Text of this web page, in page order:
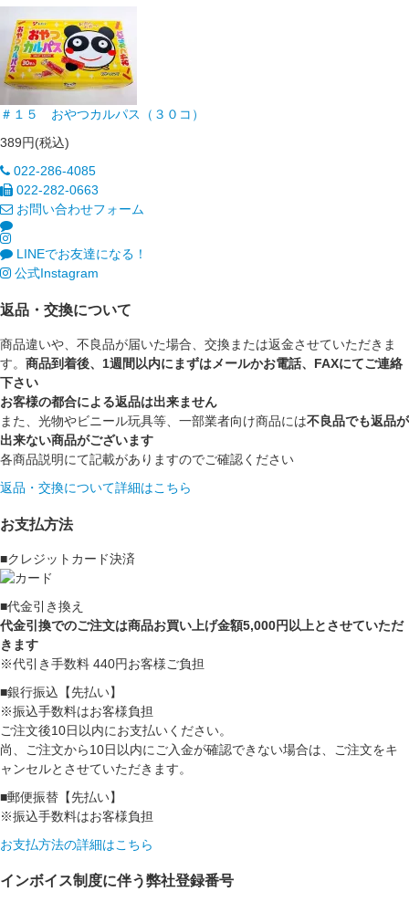
＃１５ おやつカルパス（３０コ）
389円(税込)
022-286-4085
022-282-0663
お問い合わせフォーム
LINEでお友達になる！
公式Instagram
返品・交換について
商品違いや、不良品が届いた場合、交換または返金させていただきま
す。 商品到着後、1週間以内にまずはメールかお電話、FAXにてご連絡
下さい
お客様の都合による返品は出来ません
また、光物やビニール玩具等、一部業者向け商品には不良品でも返品が
出来ない商品がございます
各商品説明にて記載がありますのでご確認ください
返品・交換について詳細はこちら
お支払方法
■クレジットカード決済
■代金引き換え
代金引換でのご注文は商品お買い上げ金額5,000円以上とさせていただ
きます
※代引き手数料 440円お客様ご負担
■銀行振込【先払い】
※振込手数料はお客様負担
ご注文後10日以内にお支払いください。
尚、ご注文から10日以内にご入金が確認できない場合は、ご注文をキ
ャンセルとさせていただきます。
■郵便振替【先払い】
※振込手数料はお客様負担
お支払方法の詳細はこちら
インボイス制度に伴う弊社登録番号